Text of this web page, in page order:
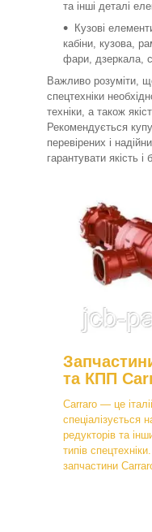
та інші деталі
Кузові
кабіни, кузова,
фари, дзеркала,
Важливо розуміти,
спецтехніки
техніки, а також
Рекомендується
перевірених і
гарантувати якість і
та КПП
Carraro — це
спеціалізується
редукторів та
типів
запчастини